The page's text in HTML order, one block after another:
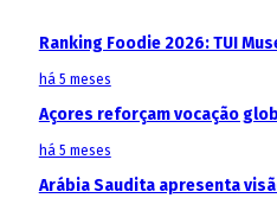
Ranking Foodie 2026: TUI
há 5 meses
Açores reforçam vocação
há 5 meses
Arábia Saudita apresenta